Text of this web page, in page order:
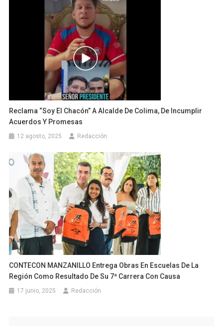
Reclama “Soy El Chacón” A Alcalde De Colima, De Incumplir
Acuerdos Y Promesas
12 agosto, 2025 Redacción
CONTECON MANZANILLO Entrega Obras En Escuelas De La
Región Como Resultado De Su 7ª Carrera Con Causa
17 junio, 2025 Redacción